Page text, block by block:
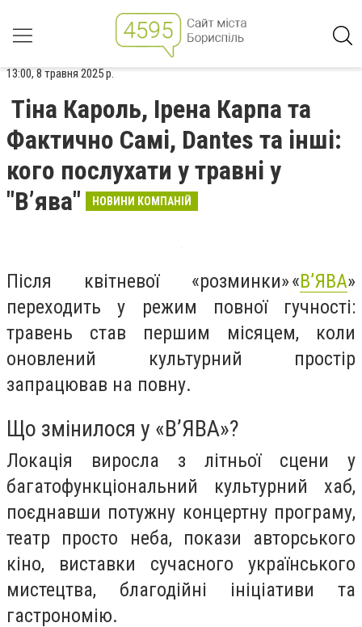
13:00, 8 травня 2025 р.
Тіна Кароль, Ірена Карпа та
Фактично Самі, Dantes та інші:
кого послухати у травні у
"В’ява"
НОВИНИ КОМПАНІЙ
Після квітневої «розминки» «В’ЯВА»
переходить у режим повної гучності:
травень став першим місяцем, коли
оновлений культурний простір
запрацював на повну.
Що змінилося у «В’ЯВА»?
Локація виросла з літньої сцени у
багатофункціональний культурний хаб,
поєднавши потужну концертну програму,
театр просто неба, покази авторського
кіно, виставки сучасного українського
мистецтва, благодійні ініціативи та
гастрономію.